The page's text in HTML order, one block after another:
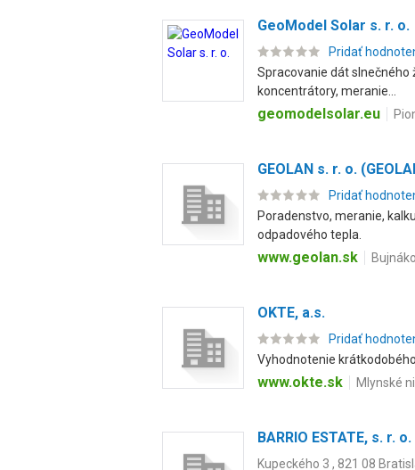
GeoModel Solar s. r. o.
Pridať
Spracovanie dát
koncentrátory, meranie...
geomodelsolar.eu
GEOLAN s. r. o.
Pridať
Poradenstvo, meranie,
odpadového tepla.
www.geolan.sk
OKTE, a.s.
Pridať
Vyhodnotenie
www.okte.sk Mlynské
BARRIO ESTATE, s. r. o.
Kupeckého 3 , 821 08